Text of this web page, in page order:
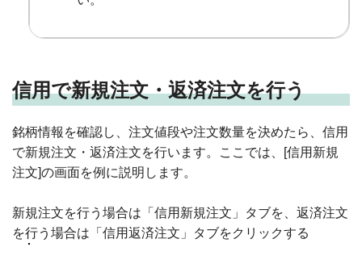
信用で新規注文・返済注文を行う
銘柄情報を確認し、注文値段や注文数量を決めたら、信用
で新規注文・返済注文を行います。ここでは、[信用新規
注文]の画面を例に説明します。
新規注文を行う場合は「信用新規注文」タブを、返済注文
を行う場合は「信用返済注文」タブをクリックする